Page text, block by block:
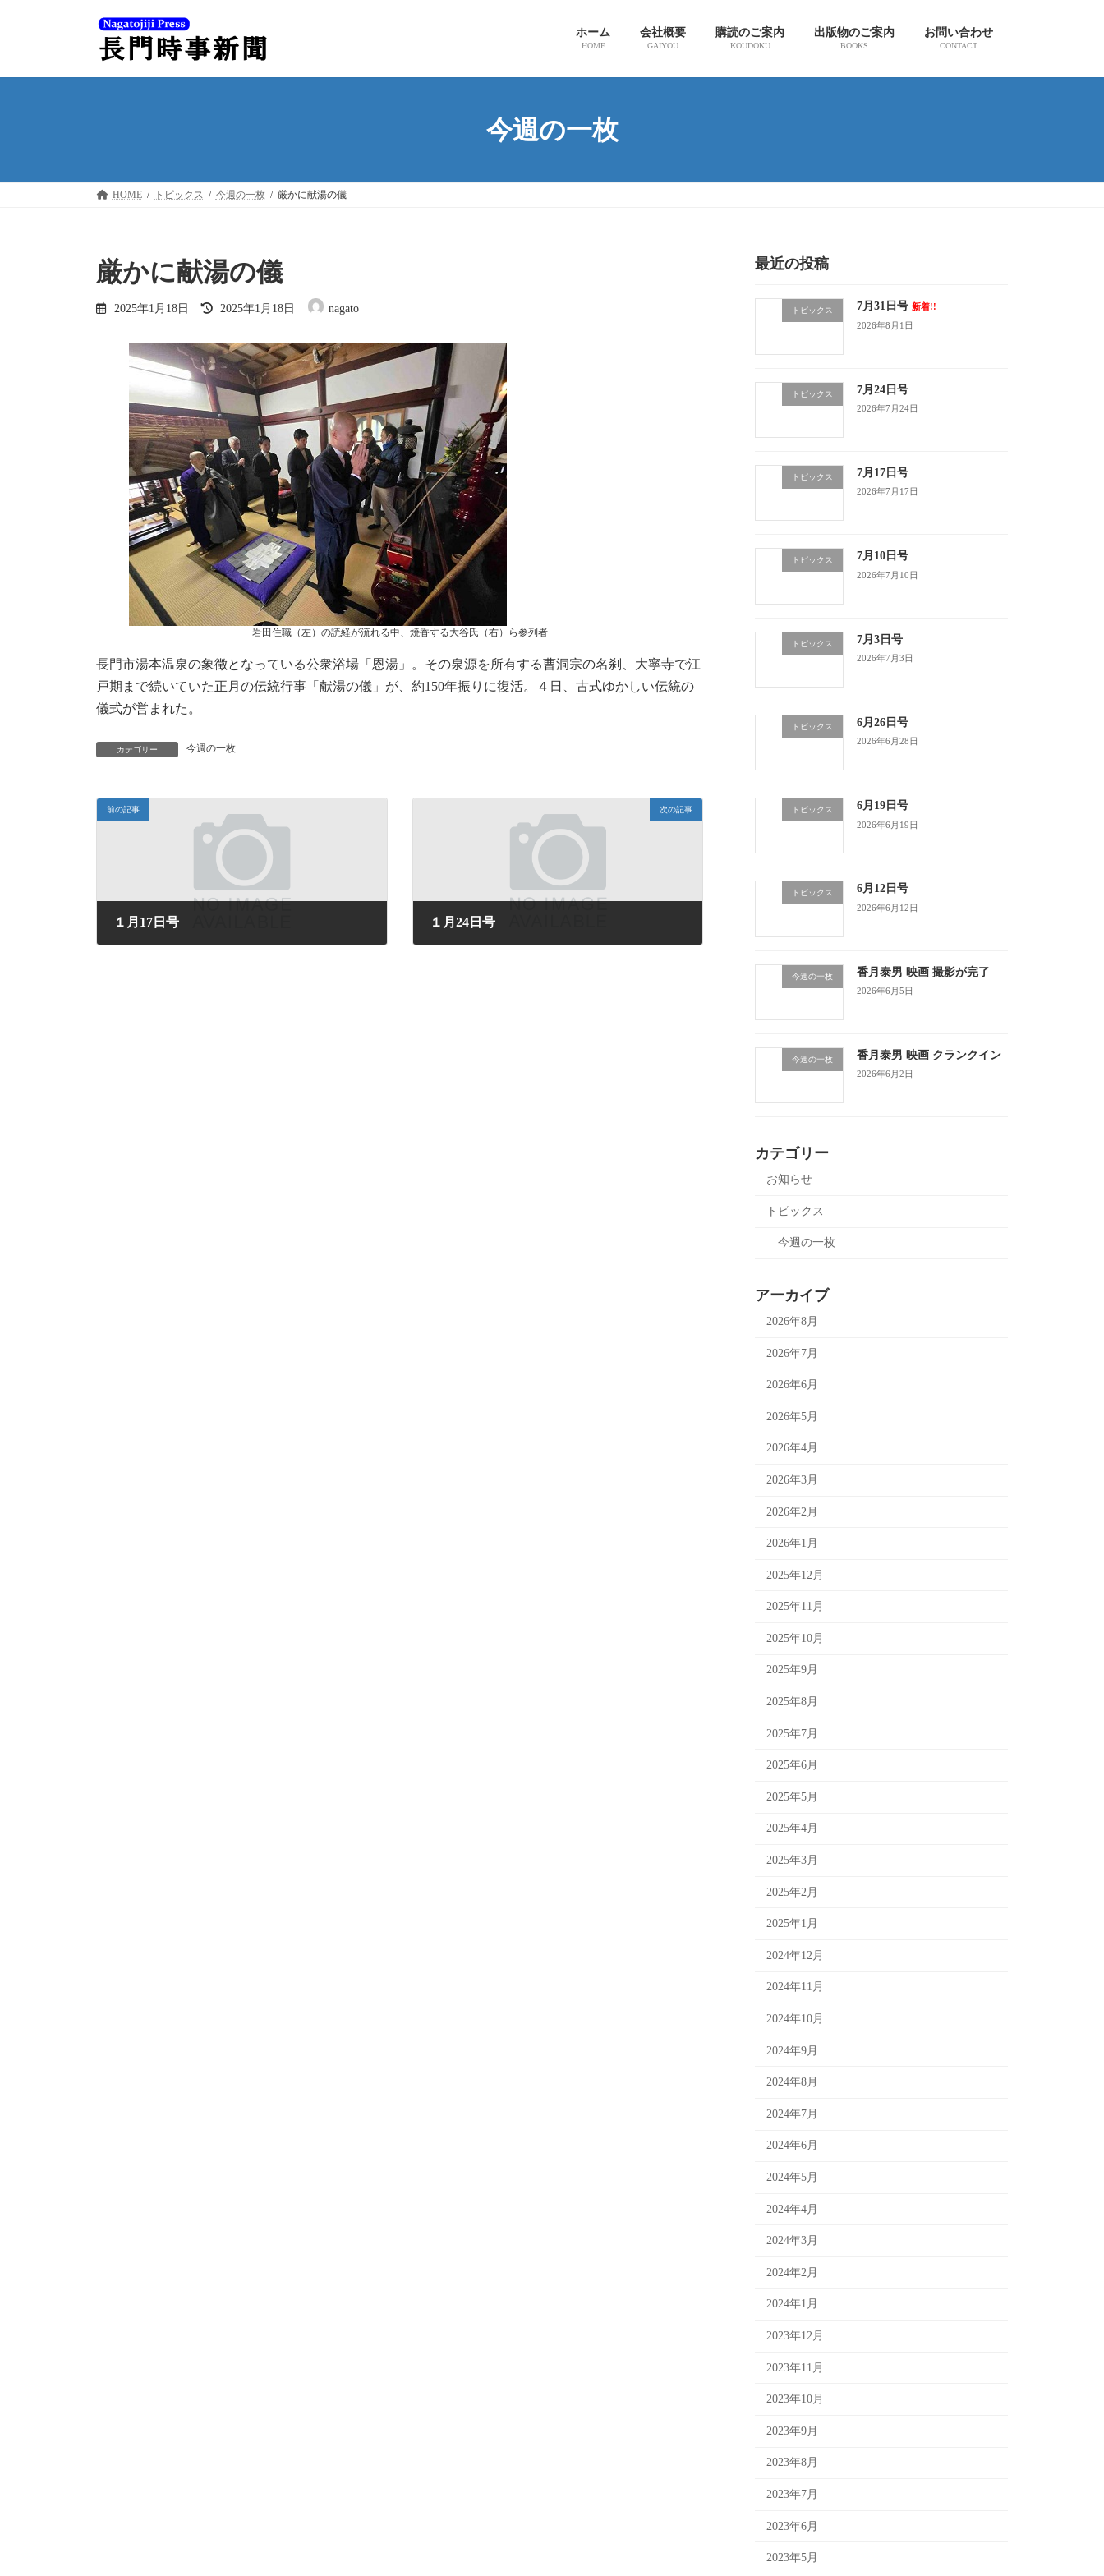
ツ
シ
ホーム
HOME
会社概要
GAIYOU
購読のご案内
KOUDOKU
出版物のご案内
BOOKS
お問い合わせ
CONTACT
今週の一枚
HOME トピックス 今週の一枚 厳かに献湯の儀
厳かに献湯の儀
2025年1月18日
最
新
日
時
:
2025年1月18日 nagato
岩田住職（左）の読経が流れる中、焼香する大谷氏（右）ら参列者
長門市湯本温泉の象徴となっている公衆浴場「恩湯」。その泉源を所有する曹洞宗の名刹、大寧寺で江
戸期まで続いていた正月の伝統行事「献湯の儀」が、約150年振りに復活。４日、古式ゆかしい伝統の
儀式が営まれた。
カテゴリー 今週の一枚
前の記事
１月17日号
次の記事
１月24日号
最近の投稿
トピックス 7月31日号 新着!!
2026年8月1日
トピックス 7月24日号
2026年7月24日
トピックス 7月17日号
2026年7月17日
トピックス 7月10日号
2026年7月10日
トピックス 7月3日号
2026年7月3日
トピックス 6月26日号
2026年6月28日
トピックス 6月19日号
2026年6月19日
トピックス 6月12日号
2026年6月12日
今週の一枚 香月泰男 映画 撮影が完了
2026年6月5日
今週の一枚 香月泰男 映画 クランクイン
2026年6月2日
カテゴリー
お知らせ
トピックス
今週の一枚
アーカイブ
2026年8月
2026年7月
2026年6月
2026年5月
2026年4月
2026年3月
2026年2月
2026年1月
2025年12月
2025年11月
2025年10月
2025年9月
2025年8月
2025年7月
2025年6月
2025年5月
2025年4月
2025年3月
2025年2月
2025年1月
2024年12月
2024年11月
2024年10月
2024年9月
2024年8月
2024年7月
2024年6月
2024年5月
2024年4月
2024年3月
2024年2月
2024年1月
2023年12月
2023年11月
2023年10月
2023年9月
2023年8月
2023年7月
2023年6月
2023年5月